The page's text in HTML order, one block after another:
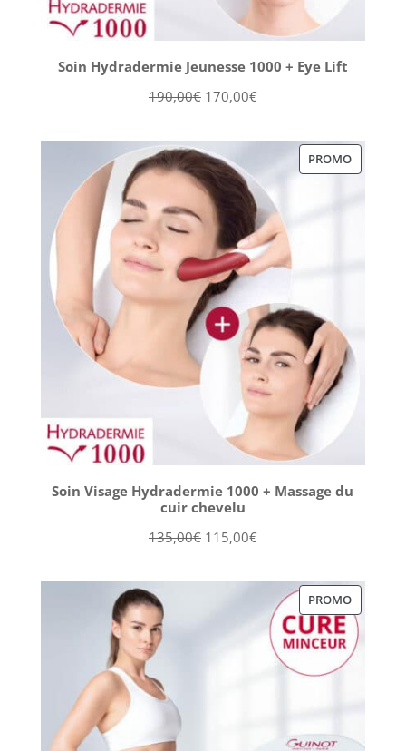
Soin Hydradermie Jeunesse 1000 + Eye Lift
190,00€ Le
initial
était :
190,00€.
170,00€Le
actuel
170,00€.
PROMOPRODUIT
Soin Visage Hydradermie 1000 + Massage du
cuir chevelu
135,00€ Le
initial
135,00€.
115,00€Le
actuel
est :
115,00€.
PROMOPRODUIT
EN